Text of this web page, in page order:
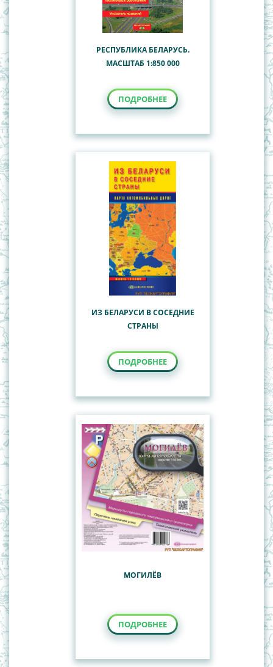
РЕСПУБЛИКА БЕЛАРУСЬ.
МАСШТАБ 1:850 000
ПОДРОБНЕЕ
ИЗ БЕЛАРУСИ В СОСЕДНИЕ
СТРАНЫ
ПОДРОБНЕЕ
МОГИЛЁВ
ПОДРОБНЕЕ